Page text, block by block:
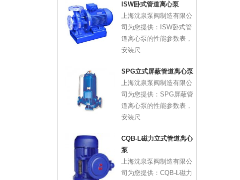
ISW卧式管道离心泵
上海沈泉泵阀制造有限公
司为您提供：ISW卧式管
道离心泵的性能参数表，
安装尺
SPG立式屏蔽管道离心泵
上海沈泉泵阀制造有限公
司为您提供：SPG屏蔽管
道离心泵的性能参数表，
安装尺
CQB-L磁力立式管道离心
泵
上海沈泉泵阀制造有限公
司为您提供：CQB-L磁力